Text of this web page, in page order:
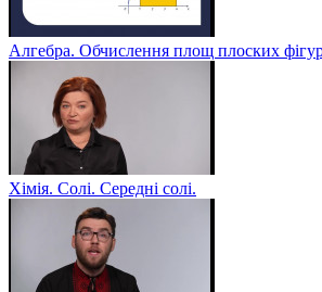
Алгебра. Обчислення площ плоских
Хімія. Солі. Середні солі.